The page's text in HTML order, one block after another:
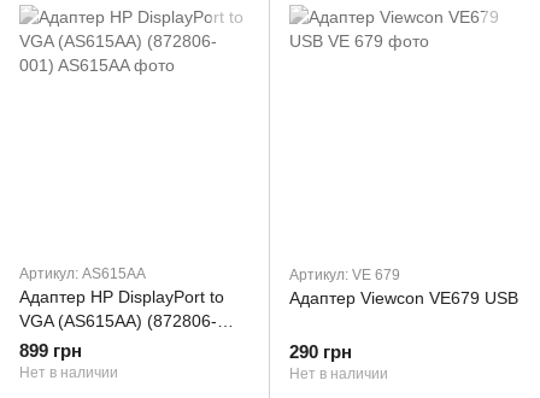
Артикул: AS615AA
Адаптер HP DisplayPort to
VGA (AS615AA) (872806-
001)
899 грн
Нет в наличии
Артикул: VE 679
Адаптер Viewcon VE679 USB
290 грн
Нет в наличии